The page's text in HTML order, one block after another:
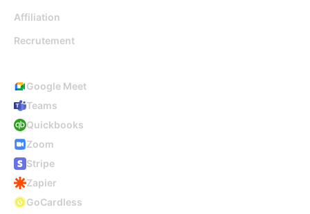
Affiliation
Recrutement
Google Meet
Teams
Quickbooks
Zoom
Stripe
Zapier
GoCardless